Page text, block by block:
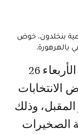
بنخلدون، خوض
بالهرهورة.
في 8 شتنبر المقبل، وذلك
الصخيرات